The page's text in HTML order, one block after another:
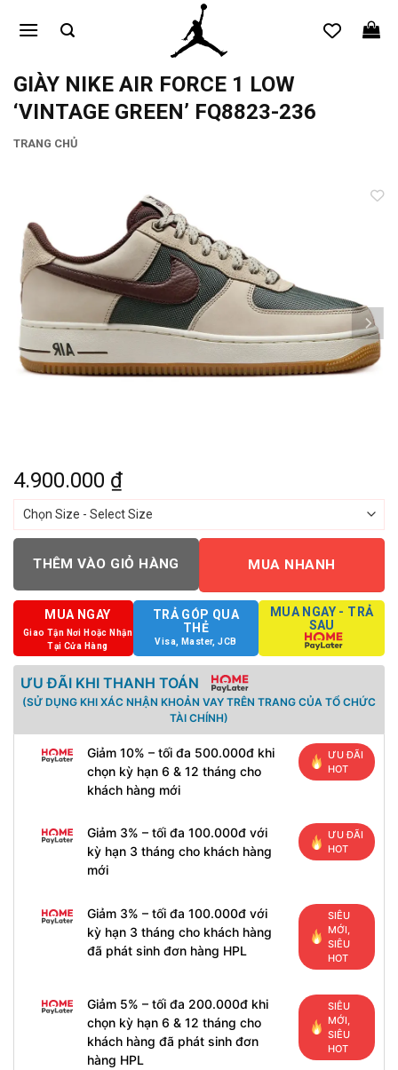
qua
dungGIÀY NIKE AIR FORCE 1 LOW
‘VINTAGE GREEN’ FQ8823-236
TRANG CHỦ
4.900.000 ₫
THÊM VÀO GIỎ HÀNG MUA NHANH
MUA NGAY
Giao Tận Nơi Hoặc Nhận
Tại Cửa Hàng
TRẢ GÓP QUA
THẺ
Visa, Master, JCB
MUA NGAY - TRẢ
SAU
ƯU ĐÃI KHI THANH TOÁN
(SỬ DỤNG KHI XÁC NHẬN KHOẢN VAY TRÊN TRANG CỦA TỔ CHỨC
TÀI CHÍNH)
Giảm 10% – tối đa 500.000đ khi
chọn kỳ hạn 6 & 12 tháng cho
khách hàng mới
ƯU ĐÃI
HOT
Giảm 3% – tối đa 100.000đ với
kỳ hạn 3 tháng cho khách hàng
mới
ƯU ĐÃI
HOT
Giảm 3% – tối đa 100.000đ với
kỳ hạn 3 tháng cho khách hàng
đã phát sinh đơn hàng HPL
SIÊU
MỚI,
SIÊU
HOT
Giảm 5% – tối đa 200.000đ khi
chọn kỳ hạn 6 & 12 tháng cho
khách hàng đã phát sinh đơn
hàng HPL
SIÊU
MỚI,
SIÊU
HOT